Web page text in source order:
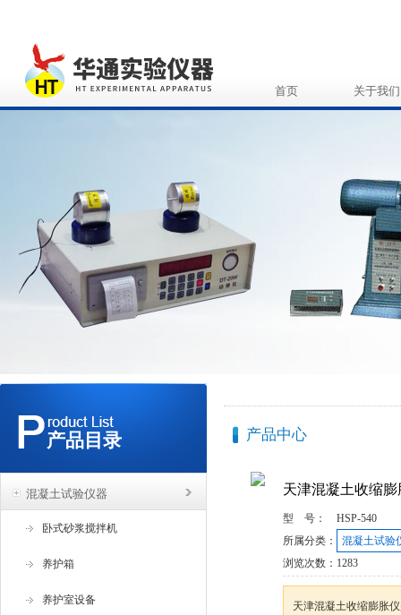
首页 关于我们
产品目录
混凝土试验仪器
卧式砂浆搅拌机
养护箱
养护室设备
产品中心
天津混凝土收缩膨
型 号：
HSP-540
所属分类：
混凝土试验
浏览次数： 1283
天津混凝土收缩膨胀